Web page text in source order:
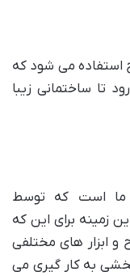
استفاده می شود که
تا ساختمانی زیبا
ما است که توسط
زمینه برای این که
و ابزار های مختلفی
به کار گیری می